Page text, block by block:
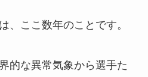
ここ数年のことです。
的な異常気象から選手た